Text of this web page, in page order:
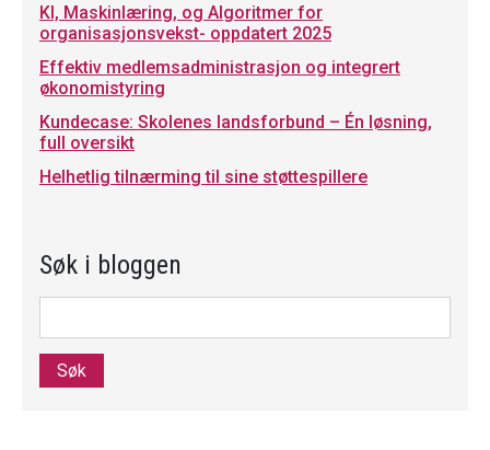
KI, Maskinlæring, og Algoritmer for
organisasjonsvekst- oppdatert 2025
Effektiv medlemsadministrasjon og integrert
økonomistyring
Kundecase: Skolenes landsforbund – Én løsning,
full oversikt
Helhetlig tilnærming til sine støttespillere
Søk i bloggen
Søk